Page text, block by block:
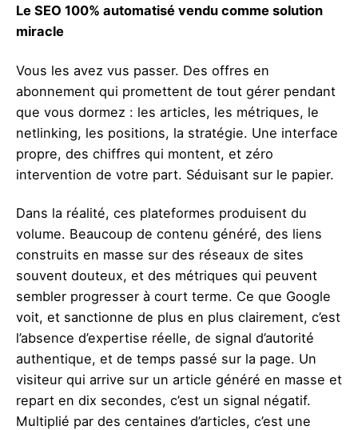
Le SEO 100% automatisé vendu comme solution
miracle
Vous les avez vus passer. Des offres en
abonnement qui promettent de tout gérer pendant
que vous dormez : les articles, les métriques, le
netlinking, les positions, la stratégie. Une interface
propre, des chiffres qui montent, et zéro
intervention de votre part. Séduisant sur le papier.
Dans la réalité, ces plateformes produisent du
volume. Beaucoup de contenu généré, des liens
construits en masse sur des réseaux de sites
souvent douteux, et des métriques qui peuvent
sembler progresser à court terme. Ce que Google
voit, et sanctionne de plus en plus clairement, c’est
l’absence d’expertise réelle, de signal d’autorité
authentique, et de temps passé sur la page. Un
visiteur qui arrive sur un article généré en masse et
repart en dix secondes, c’est un signal négatif.
Multiplié par des centaines d’articles, c’est une